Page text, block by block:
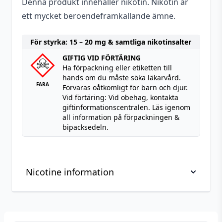
Nicotine information
ett mycket beroendeframkallande ämne.
För styrka: 15 – 20 mg & samtliga nikotinsalter
FARA
GIFTIG VID FÖRTÄRING
Ha förpackning eller etiketten till
hands om du måste söka läkarvård.
Förvaras oåtkomligt för barn och djur.
Vid förtäring: Vid obehag, kontakta
giftinformationscentralen. Läs igenom
all information på förpackningen &
bipacksedeln.